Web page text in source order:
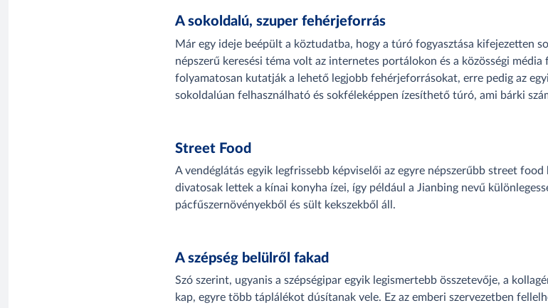
A sokoldalú, szuper fehérjeforrás
Már egy ideje beépült a köztudatba, hogy a túró fogyasztása kifejezetten
népszerű keresési téma volt az internetes portálokon és a közösségi
folyamatosan kutatják a lehető legjobb fehérjeforrásokat, erre pedig az
sokoldalúan felhasználható és sokféleképpen ízesíthető túró, ami bárki
Street Food
A vendéglátás egyik legfrissebb képviselői az egyre népszerűbb street
divatosak lettek a kínai konyha ízei, így például a Jianbing nevű
pácfűszernövényekből és sült kekszekből áll.
A szépség belülről fakad
Szó szerint, ugyanis a szépségipar egyik legismertebb összetevője, a
kap, egyre több táplálékot dúsítanak vele. Ez az emberi szervezetben